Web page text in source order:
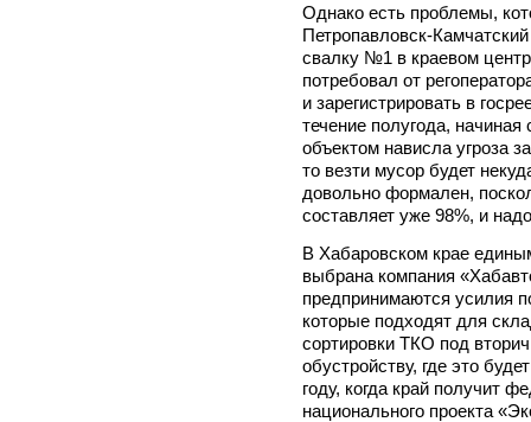
Однако есть проблемы,
Петропавловск-
свалку №1 в краевом
потребовал от
и зарегистрировать в
течение полугода,
объектом нависла угроза
то везти мусор будет
довольно формален,
составляет уже 98%, и
В Хабаровском крае
выбрана компания
предпринимаются усилия
которые подходят для
сортировки ТКО под
обустройству, где это
году, когда край получит
национального проекта